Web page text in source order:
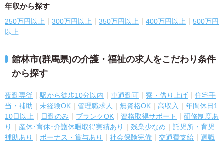
年収から探す
250万円以上 300万円以上 350万円以上 400万円以上
500万円
以上
館林市(群馬県)の介護・福祉の求人をこだわり条件
から探す
夜勤専従 駅から徒歩10分以内 車通勤可 寮・借り上げ
住宅手
当・補助
未経験OK 管理職求人 無資格OK 高収入
年間休日1
10日以上
日勤のみ ブランクOK 資格取得サポート
研修制度あ
り
産休･育休･介護休暇取得実績あり 残業少なめ
託児所・育児
補助あり
ボーナス・賞与あり 社会保険完備 交通費支給
退職